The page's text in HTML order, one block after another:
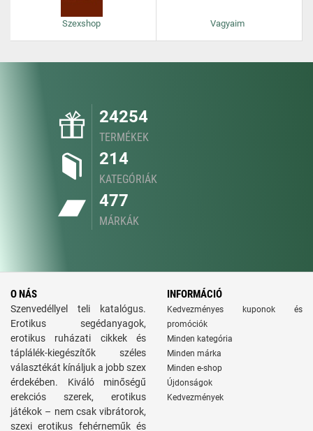
Szexshop Vagyaim
24254
TERMÉKEK
214
KATEGÓRIÁK
477
MÁRKÁK
O NÁS
Szenvedéllyel teli katalógus.
Erotikus segédanyagok,
erotikus ruházati cikkek és
táplálék-kiegészítők széles
választékát kínáljuk a jobb szex
érdekében. Kiváló minőségű
erekciós szerek, erotikus
játékok – nem csak vibrátorok,
szexi erotikus fehérneműk és
INFORMÁCIÓ
Kedvezményes kuponok és
promóciók
Minden kategória
Minden márka
Minden e-shop
Újdonságok
Kedvezmények